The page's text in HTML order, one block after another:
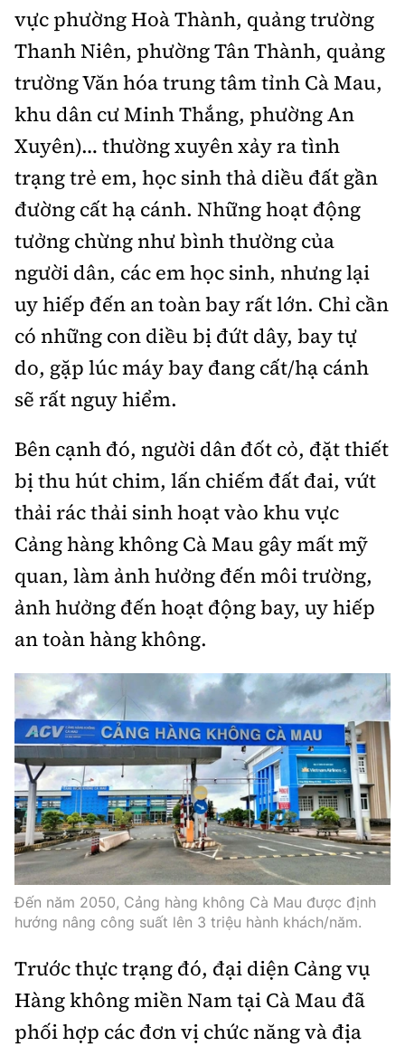
vực phường Hoà Thành, quảng trường
Thanh Niên, phường Tân Thành, quảng
trường Văn hóa trung tâm tỉnh Cà Mau,
khu dân cư Minh Thắng, phường An
Xuyên)… thường xuyên xảy ra tình
trạng trẻ em, học sinh thả diều đất gần
đường cất hạ cánh. Những hoạt động
tưởng chừng như bình thường của
người dân, các em học sinh, nhưng lại
uy hiếp đến an toàn bay rất lớn. Chỉ cần
có những con diều bị đứt dây, bay tự
do, gặp lúc máy bay đang cất/hạ cánh
sẽ rất nguy hiểm.
Bên cạnh đó, người dân đốt cỏ, đặt thiết
bị thu hút chim, lấn chiếm đất đai, vứt
thải rác thải sinh hoạt vào khu vực
Cảng hàng không Cà Mau gây mất mỹ
quan, làm ảnh hưởng đến môi trường,
ảnh hưởng đến hoạt động bay, uy hiếp
an toàn hàng không.
Đến năm 2050, Cảng hàng không Cà Mau được định
hướng nâng công suất lên 3 triệu hành khách/năm.
Trước thực trạng đó, đại diện Cảng vụ
Hàng không miền Nam tại Cà Mau đã
phối hợp các đơn vị chức năng và địa